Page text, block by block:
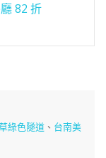
82 折
綠色隧道、 台南美